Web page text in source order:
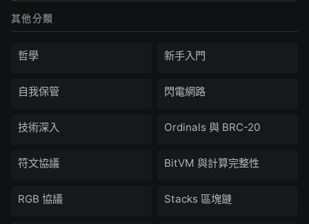
其他分類
哲學 新手入門
自我保管 閃電網路
技術深入 Ordinals 與 BRC-20
符文協議 BitVM 與計算完整性
RGB 協議 Stacks 區塊鏈